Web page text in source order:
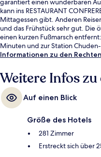
garantiert einen wunderbaren
kann ins RESTAURANT
Mittagessen gibt. Anderen
und das Frühstück sehr gut. Die
einen kurzen Fußmarsch
Minuten und zur Station
Informationen zu den
Weitere Infos
Auf einen Blick
Größe des Hotels
281 Zimmer
Erstreckt sich über